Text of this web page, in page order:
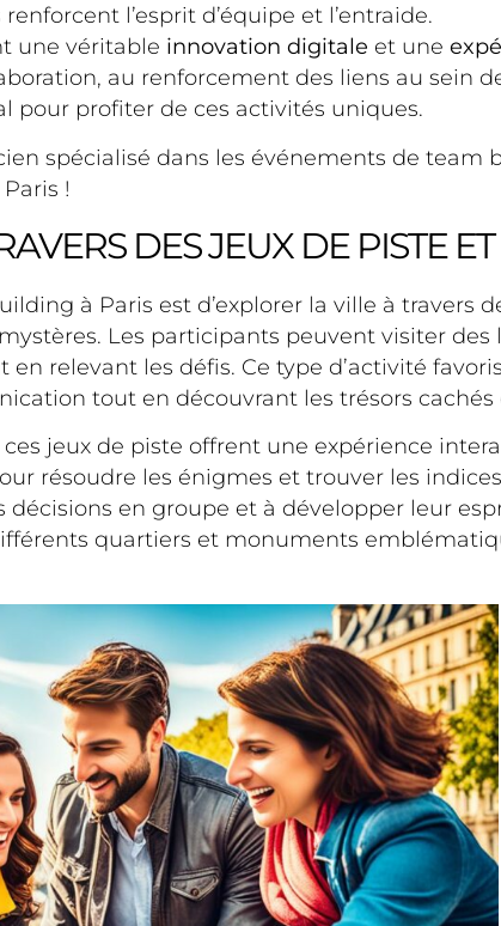
l’esprit d’équipe et l’entraide.
une véritable innovation digitale et une
au renforcement des liens au sein
pour profiter de ces activités uniques.
spécialisé dans les événements de team
!
DES JEUX DE PISTE
à Paris est d’explorer la ville à travers
Les participants peuvent visiter
relevant les défis. Ce type d’activité
tout en découvrant les trésors cachés
jeux de piste offrent une expérience
résoudre les énigmes et trouver les
en groupe et à développer leur
quartiers et monuments